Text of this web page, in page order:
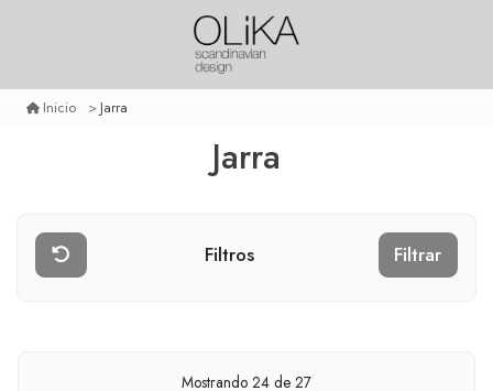
Inicio Jarra
Jarra
Filtros Filtrar
Mostrando 24 de 27